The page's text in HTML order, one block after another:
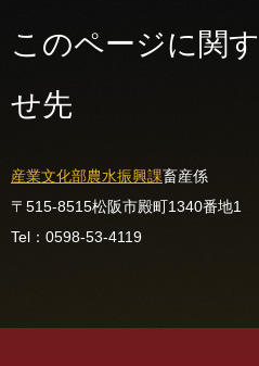
このページに関
せ先
産業文化部農水振興課畜産係
〒515-8515松阪市殿町1340番地1
Tel：0598-53-4119